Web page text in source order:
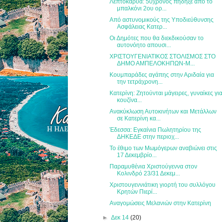
μπαλκόνι 2ου ορ...
Από αστυνομικούς της Υποδιεύθυνσης
Ασφάλειας Κατερ...
Οι Δημότες που θα διεκδικούσαν το
αυτονόητο απουσι...
ΧΡΙΣΤΟΥΓΕΝΙΑΤΙΚΟΣ ΣΤΟΛΙΣΜΟΣ ΣΤΟ
ΔΗΜΟ ΑΜΠΕΛΟΚΗΠΩΝ-Μ...
Κουμπαράδες αγάπης στην Αριδαία για
την τετράχρονη...
Κατερίνη: Ζητούνται μάγειρες, γυναίκες
κουζίνα...
Ανακύκλωση Αυτοκινήτων και Μετάλλων
σε Κατερίνη κα...
Έδεσσα: Εγκαίνια Πωλητηρίου της
ΔΗΚΕΔΕ στην περιοχ...
Το έθιμο των Μωμόγερων αναβιώνει στις
17 Δεκεμβρίο...
Παραμυθένια Χριστούγεννα στον
Κολινδρό 23/31 Δεκεμ...
Χριστουγεννιάτικη γιορτή του συλλόγου
Κρητών Πιερί...
Αναγομώσεις Μελανιών στην Κατερίνη
► Δεκ 14 (20)